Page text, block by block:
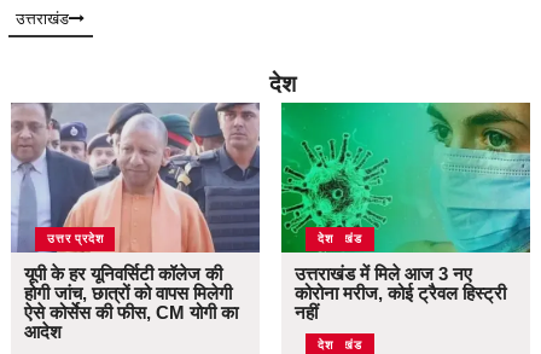
उत्तराखंड
देश
उत्तर प्रदेश
यूपी के हर यूनिवर्सिटी कॉलेज की
होगी जांच, छात्रों को वापस मिलेगी
ऐसे कोर्सेस की फीस, CM योगी का
आदेश
उत्तराखंड
देश
उत्तराखंड में मिले आज 3 नए
कोरोना मरीज, कोई ट्रैवल हिस्ट्री
नहीं
उत्तराखंड
देश